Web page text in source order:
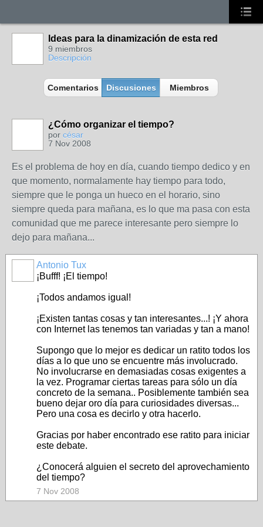
Ideas para la dinamización de esta red
9 miembros
Descripción
Comentarios Discusiones Miembros
¿Cómo organizar el tiempo?
por césar
7 Nov 2008
Es el problema de hoy en día, cuando tiempo dedico y en
que momento, normalamente hay tiempo para todo,
siempre que le ponga un hueco en el horario, sino
siempre queda para mañana, es lo que ma pasa con esta
comunidad que me parece interesante pero siempre lo
dejo para mañana...
Antonio Tux
¡Bufff! ¡El tiempo!
¡Todos andamos igual!
¡Existen tantas cosas y tan interesantes...! ¡Y ahora
con Internet las tenemos tan variadas y tan a mano!
Supongo que lo mejor es dedicar un ratito todos los
días a lo que uno se encuentre más involucrado.
No involucrarse en demasiadas cosas exigentes a
la vez. Programar ciertas tareas para sólo un día
concreto de la semana.. Posiblemente también sea
bueno dejar oro día para curiosidades diversas...
Pero una cosa es decirlo y otra hacerlo.
Gracias por haber encontrado ese ratito para iniciar
este debate.
¿Conocerá alguien el secreto del aprovechamiento
del tiempo?
7 Nov 2008